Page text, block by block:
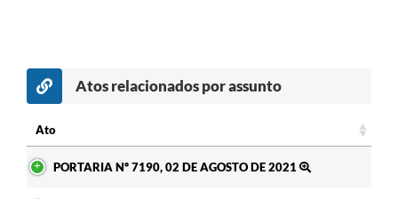
Atos relacionados por assunto
Ato
PORTARIA Nº 7190, 02 DE AGOSTO DE 2021